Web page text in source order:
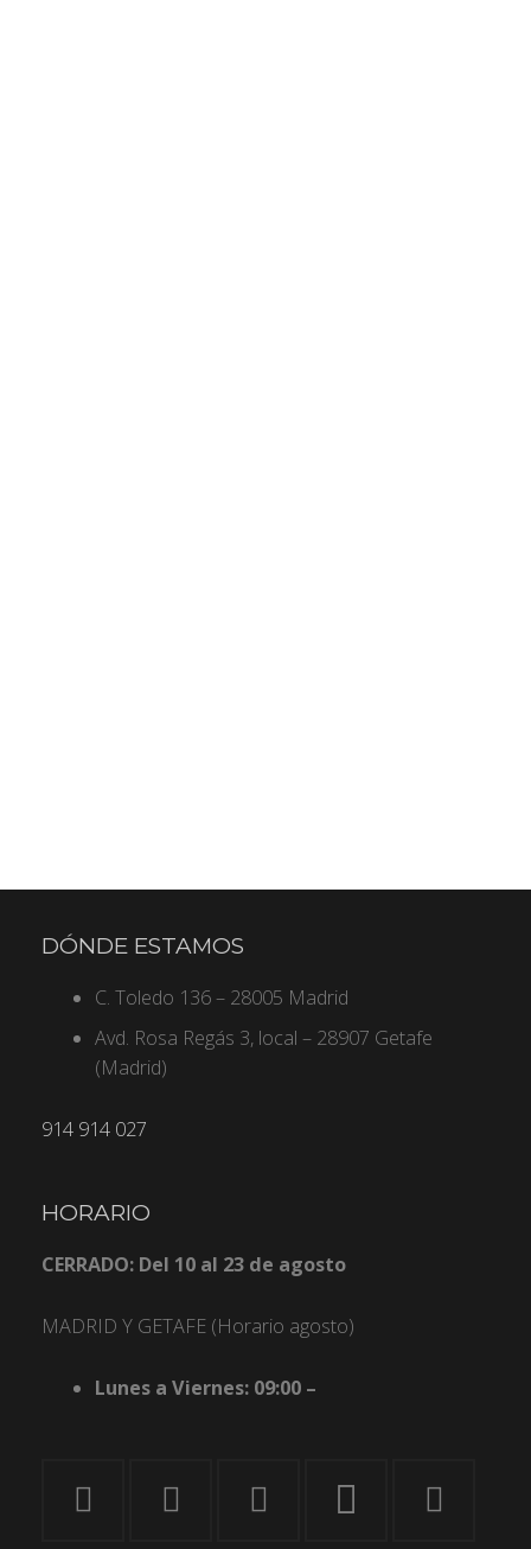
DÓNDE ESTAMOS
C. Toledo 136 – 28005 Madrid
Avd. Rosa Regás 3, local – 28907 Getafe
(Madrid)
914 914 027
HORARIO
CERRADO: Del 10 al 23 de agosto
MADRID Y GETAFE (Horario agosto)
Lunes a Viernes: 09:00 –